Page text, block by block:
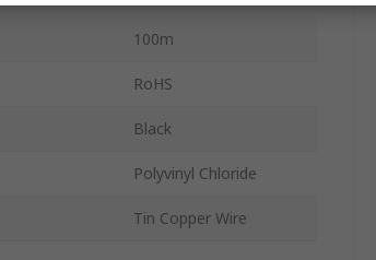
100m
RoHS
Black
Polyvinyl Chloride
Tin Copper Wire